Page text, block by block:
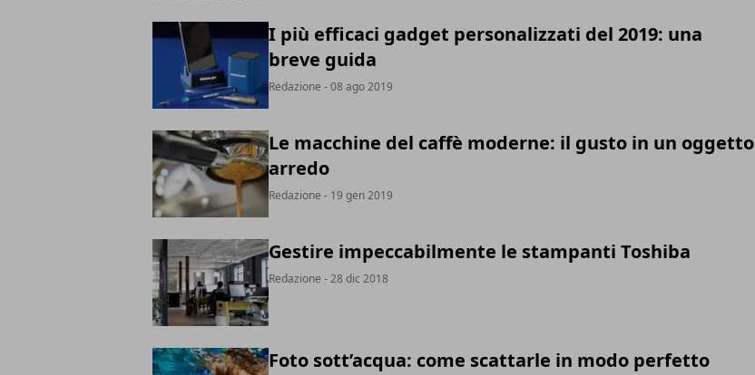
I più efficaci gadget personalizzati del 2019: una
breve guida
Redazione - 08 ago 2019
Le macchine del caffè moderne: il gusto in un oggetto
arredo
Redazione - 19 gen 2019
Gestire impeccabilmente le stampanti Toshiba
Redazione - 28 dic 2018
Foto sott’acqua: come scattarle in modo perfetto